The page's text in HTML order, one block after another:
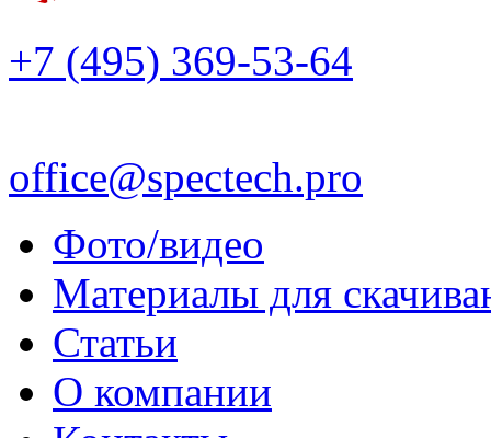
+7 (495) 369-53-64
office@spectech.pro
Фото/видео
Материалы для
Статьи
О компании